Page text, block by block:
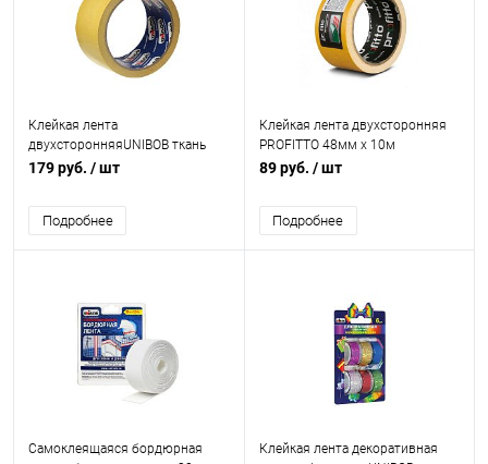
Клейкая лента
двухсторонняяUNIBOB ткань
50мм х 10м
179 руб. / шт
Подробнее
Клейкая лента двухсторонняя
PROFITTO 48мм х 10м
89 руб. / шт
Подробнее
Самоклеящаяся бордюрная
Клейкая лента декоративная